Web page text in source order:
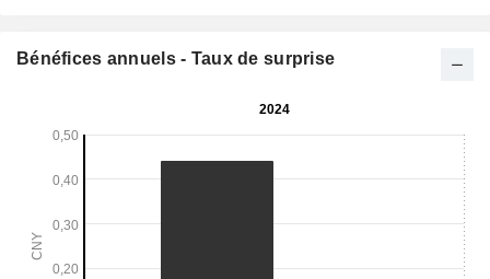
Bénéfices annuels - Taux de surprise